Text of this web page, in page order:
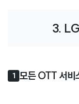
3.
1 모든 OTT 서비